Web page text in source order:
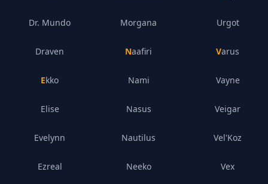
Dr. Mundo
Draven
Ekko
Elise
Evelynn
Ezreal
Morgana
Naafiri
Nami
Nasus
Nautilus
Neeko
Urgot
Varus
Vayne
Veigar
Vel'Koz
Vex